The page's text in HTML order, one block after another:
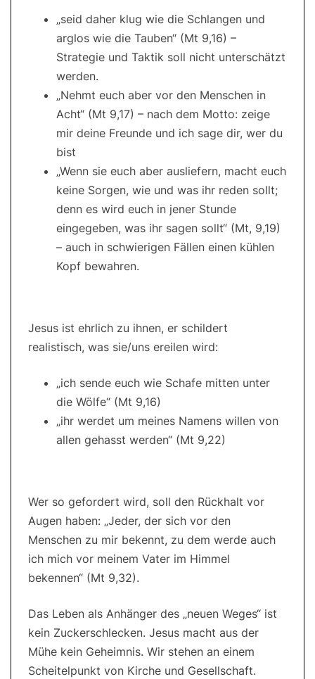
„seid daher klug wie die Schlangen und
arglos wie die Tauben“ (Mt 9,16) –
Strategie und Taktik soll nicht unterschätzt
werden.
„Nehmt euch aber vor den Menschen in
Acht“ (Mt 9,17) – nach dem Motto: zeige
mir deine Freunde und ich sage dir, wer du
bist
„Wenn sie euch aber ausliefern, macht euch
keine Sorgen, wie und was ihr reden sollt;
denn es wird euch in jener Stunde
eingegeben, was ihr sagen sollt“ (Mt, 9,19)
– auch in schwierigen Fällen einen kühlen
Kopf bewahren.
Jesus ist ehrlich zu ihnen, er schildert
realistisch, was sie/uns ereilen wird:
„ich sende euch wie Schafe mitten unter
die Wölfe“ (Mt 9,16)
„ihr werdet um meines Namens willen von
allen gehasst werden“ (Mt 9,22)
Wer so gefordert wird, soll den Rückhalt vor
Augen haben: „Jeder, der sich vor den
Menschen zu mir bekennt, zu dem werde auch
ich mich vor meinem Vater im Himmel
bekennen“ (Mt 9,32).
Das Leben als Anhänger des „neuen Weges“ ist
kein Zuckerschlecken. Jesus macht aus der
Mühe kein Geheimnis. Wir stehen an einem
Scheitelpunkt von Kirche und Gesellschaft.